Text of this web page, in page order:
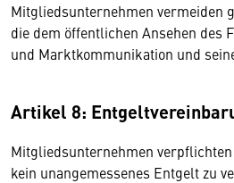
Mitgliedsunternehmen vermeiden
die dem öffentlichen Ansehen des
und Marktkommunikation und
Artikel 8:
Mitgliedsunternehmen
kein unangemessenes Entgelt zu